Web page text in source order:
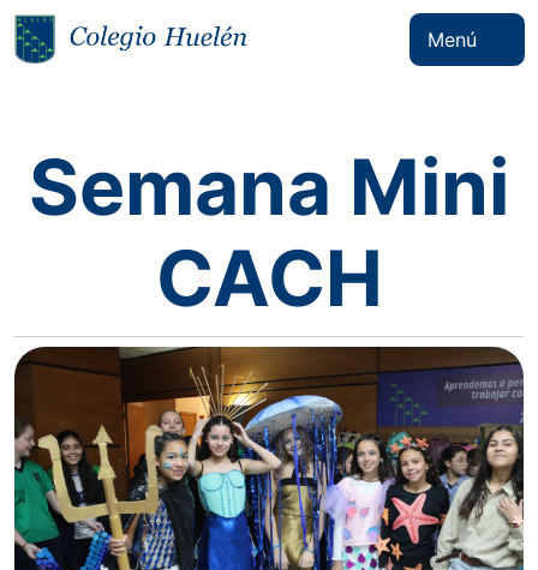
Menú
Semana Mini
CACH